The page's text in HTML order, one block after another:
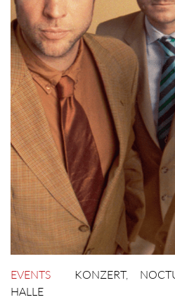
EVENTS KONZERT,
HALLE